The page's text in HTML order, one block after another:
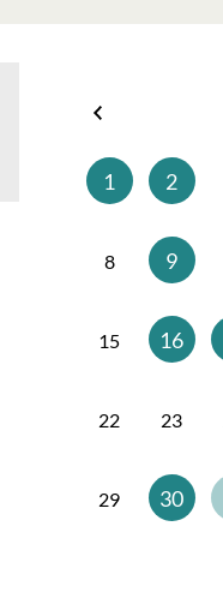
1
2
8 9
15 16
22 23
29 30